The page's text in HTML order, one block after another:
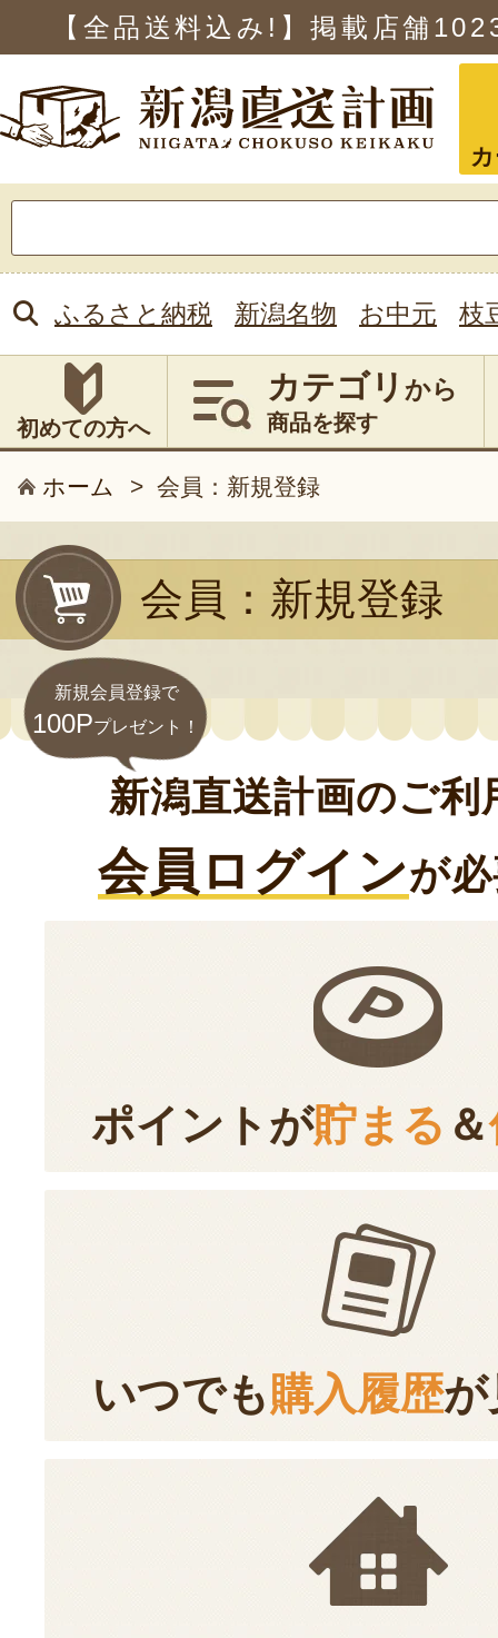
【全品送料込み!】掲載店舗
索:
ふるさと納税 新潟名物 お中元 枝
初めての方へ
カテゴリ から
商品を探す
ホーム > 会員：新規登録
会員：新規登録
新規会員登録で
100Pプレゼント！
新潟直送計画のご利
会員ログインが
ポイントが貯まる ＆
いつでも購入履歴が